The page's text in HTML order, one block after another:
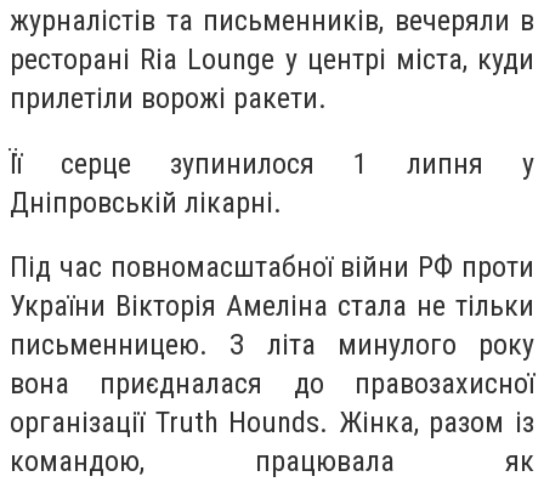
журналістів та письменників, вечеряли в
ресторані Ria Lounge у центрі міста, куди
прилетіли ворожі ракети.
Її серце зупинилося 1 липня у
Дніпровській лікарні.
Під час повномасштабної війни РФ проти
України Вікторія Амеліна стала не тільки
письменницею. З літа минулого року
вона приєдналася до правозахисної
організації Truth Hounds. Жінка, разом із
командою, працювала як